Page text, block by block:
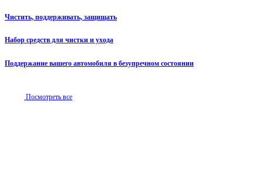
Чистить, поддерживать, защищать
Набор средств для чистки и ухода
Поддержание вашего автомобиля в безупречном состоянии
Посмотреть все